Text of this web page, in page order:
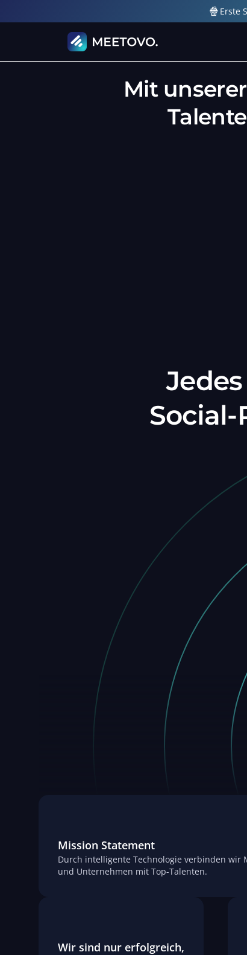
🍿 Erste
Mit
Mission Statement
Durch intelligente Technologie verbinden wir
und Unternehmen mit Top-Talenten.
Wir sind nur erfolgreich,